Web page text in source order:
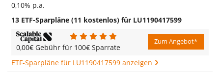
0,10% p.a.
13 ETF-Sparpläne (11 kostenlos) für LU1190417599
0,00€ Gebühr für 100€ Sparrate
Zum Angebot*
ETF-Sparpläne für LU1190417599 anzeigen